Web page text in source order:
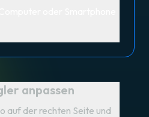
anpassen
auf der rechten Seite und